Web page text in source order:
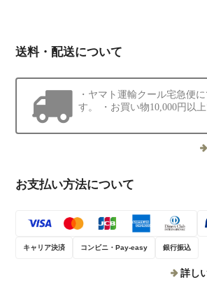
送料・配送について
・ヤマト運輸クール宅急便
す。 ・お買い物10,000円以
お支払い方法について
キャリア決済 コンビニ・Pay-easy 銀行振込
詳し